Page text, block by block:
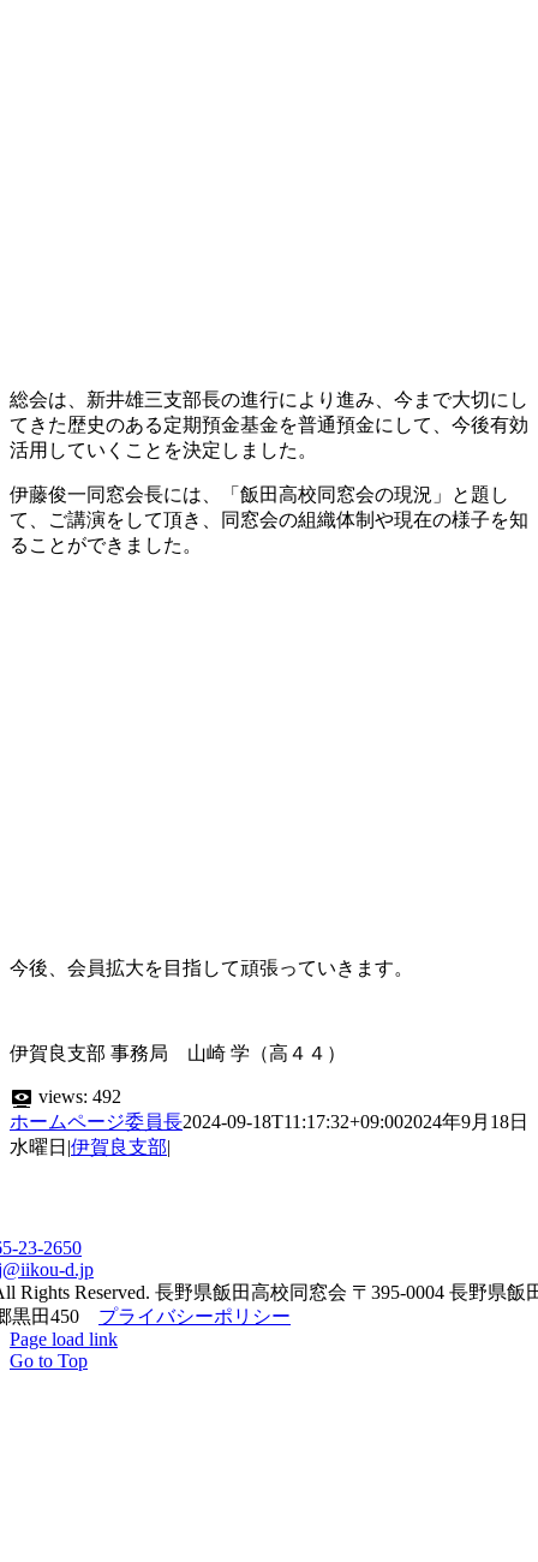
総会は、新井雄三支部長の進行により進み、今まで大切にし
てきた歴史のある定期預金基金を普通預金にして、今後有効
活用していくことを決定しました。
伊藤俊一同窓会長には、「飯田高校同窓会の現況」と題し
て、ご講演をして頂き、同窓会の組織体制や現在の様子を知
ることができました。
今後、会員拡大を目指して頑張っていきます。
伊賀良支部 事務局 山崎 学（高４４）
views: 492
ホームページ委員長2024-09-18T11:17:32+09:002024年9月18日
水曜日 |伊賀良支部|
23-2650
d.jp
Rights Reserved. 長野県飯田高校同窓会 〒395-0004 長野県飯
黒田450 プライバシーポリシー
Page load link
Go to Top